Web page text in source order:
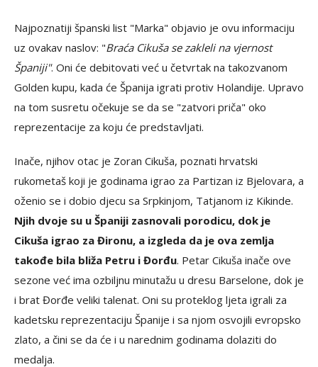
Najpoznatiji španski list "Marka" objavio je ovu informaciju
uz ovakav naslov: "Braća Cikuša se zakleli na vjernost
Španiji". Oni će debitovati već u četvrtak na takozvanom
Golden kupu, kada će Španija igrati protiv Holandije. Upravo
na tom susretu očekuje se da se "zatvori priča" oko
reprezentacije za koju će predstavljati.
Inače, njihov otac je Zoran Cikuša, poznati hrvatski
rukometaš koji je godinama igrao za Partizan iz Bjelovara, a
oženio se i dobio djecu sa Srpkinjom, Tatjanom iz Kikinde.
Njih dvoje su u Španiji zasnovali porodicu, dok je
Cikuša igrao za Đironu, a izgleda da je ova zemlja
takođe bila bliža Petru i Đorđu. Petar Cikuša inače ove
sezone već ima ozbiljnu minutažu u dresu Barselone, dok je
i brat Đorđe veliki talenat. Oni su proteklog ljeta igrali za
kadetsku reprezentaciju Španije i sa njom osvojili evropsko
zlato, a čini se da će i u narednim godinama dolaziti do
medalja.